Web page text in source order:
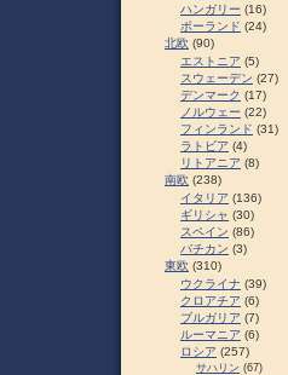
ハンガリー (16)
ポーランド (24)
北欧 (90)
エストニア (5)
スウェーデン (27)
デンマーク (17)
ノルウェー (22)
フィンランド (31)
ラトビア (4)
リトアニア (8)
南欧 (238)
イタリア (136)
ギリシャ (30)
スペイン (86)
バチカン (3)
東欧 (310)
ウクライナ (39)
クロアチア (6)
ブルガリア (7)
ルーマニア (6)
ロシア (257)
サハリン (67)